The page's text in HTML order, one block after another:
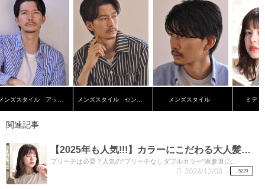
メンズスタイル アップバング メンズスタイル センターパート メンズスタイル ミデ
関連記事
【2025年も人気!!!】カラーにこだわる大人髪女子必須！人気の”ブリーチなしダブルカラー”
ブリーチは必要？人気の"ブリーチなしダブルカラー"表参道に...
5229
2024/12/04